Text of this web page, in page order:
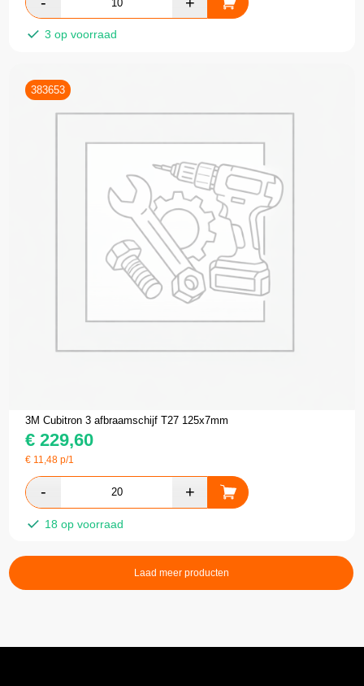
3 op voorraad
383653
3M Cubitron 3 afbraamschijf T27 125x7mm
€ 229,60
€ 11,48 p/1
18 op voorraad
Laad meer producten